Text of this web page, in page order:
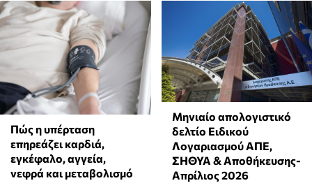
Πώς η υπέρταση
επηρεάζει καρδιά,
εγκέφαλο, αγγεία,
νεφρά και μεταβολισμό
Μηνιαίο απολογιστικό
δελτίο Ειδικού
Λογαριασμού ΑΠΕ,
ΣΗΘΥΑ & Αποθήκευσης-
Απρίλιος 2026